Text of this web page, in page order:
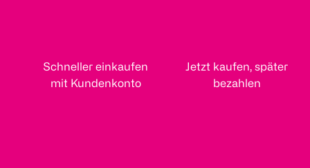
Schneller einkaufen
mit Kundenkonto
Jetzt kaufen, später
bezahlen